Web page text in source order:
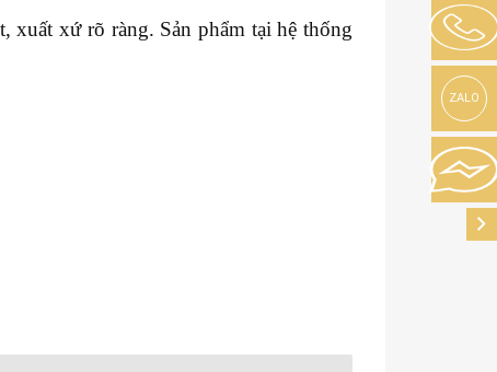
xuất xứ rõ ràng. Sản phẩm tại hệ thống
ZALO